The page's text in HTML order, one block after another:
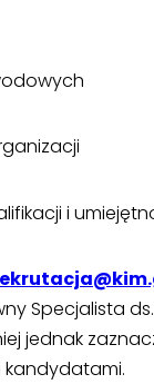
i
Specjalista
jednak
kandydatami.